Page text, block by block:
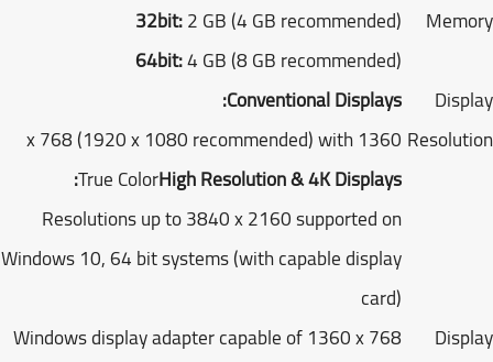
32bit:2 GB (4 GB recommended)
64bit:4 GB (8 GB recommended)
Conventional Displays:
1360 x 768 (1920 x 1080 recommended) with
True ColorHigh Resolution & 4K Displays:
Resolutions up to 3840 x 2160 supported on
Windows 10, 64 bit systems (with capable display
card)
Windows display adapter capable of 1360 x 768